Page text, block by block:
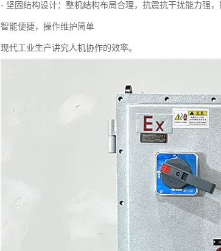
- 坚固结构设计：整机结构布局合理，抗震抗干扰能力强
智能便捷，操作维护简单
现代工业生产讲究人机协作的效率。